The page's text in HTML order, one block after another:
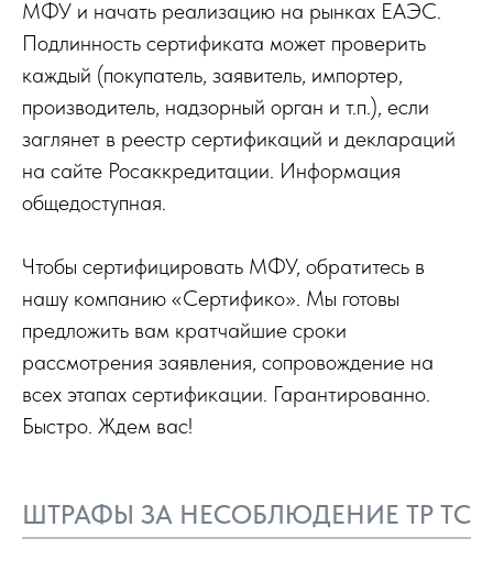
МФУ и начать реализацию на рынках ЕАЭС.
Подлинность сертификата может проверить
каждый (покупатель, заявитель, импортер,
производитель, надзорный орган и т.п.), если
заглянет в реестр сертификаций и деклараций
на сайте Росаккредитации. Информация
общедоступная.
Чтобы сертифицировать МФУ, обратитесь в
нашу компанию «Сертифико». Мы готовы
предложить вам кратчайшие сроки
рассмотрения заявления, сопровождение на
всех этапах сертификации. Гарантированно.
Быстро. Ждем вас!
ШТРАФЫ ЗА НЕСОБЛЮДЕНИЕ ТР ТС